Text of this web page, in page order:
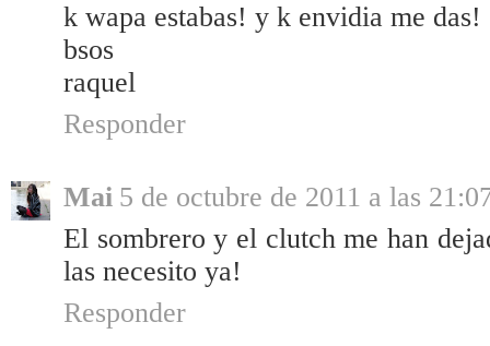
k wapa estabas! y k envidia me das!
bsos
raquel
Responder
Mai 5 de octubre de 2011 a las
El sombrero y el clutch me han
las necesito ya!
Responder